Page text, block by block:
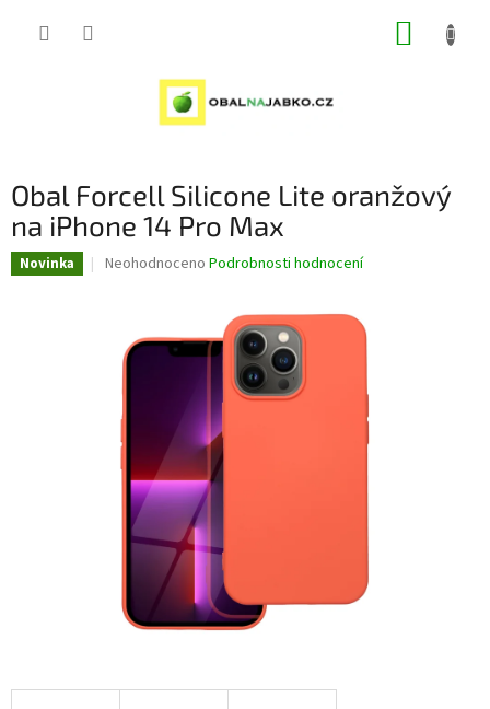
Obal Forcell Silicone Lite oranžový
na iPhone 14 Pro Max
Novinka
Průměrné
Neohodnoceno Podrobnosti hodnocení